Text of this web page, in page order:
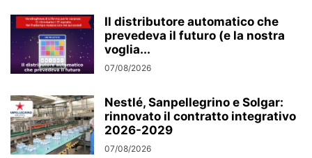
Il distributore automatico che
prevedeva il futuro (e la nostra
voglia...
07/08/2026
Nestlé, Sanpellegrino e Solgar:
rinnovato il contratto integrativo
2026-2029
07/08/2026